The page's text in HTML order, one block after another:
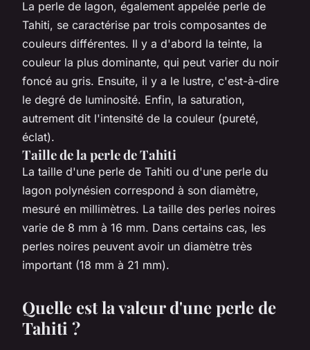
La perle de lagon, également appelée perle de
Tahiti, se caractérise par trois composantes de
couleurs différentes. Il y a d'abord la teinte, la
couleur la plus dominante, qui peut varier du noir
foncé au gris. Ensuite, il y a le lustre, c'est-à-dire
le degré de luminosité. Enfin, la saturation,
autrement dit l'intensité de la couleur (pureté,
éclat).
Taille de la perle de Tahiti
La taille d'une perle de Tahiti ou d'une perle du
lagon polynésien correspond à son diamètre,
mesuré en millimètres. La taille des perles noires
varie de 8 mm à 16 mm. Dans certains cas, les
perles noires peuvent avoir un diamètre très
important (18 mm à 21 mm).
Quelle est la valeur d'une perle de
Tahiti ?